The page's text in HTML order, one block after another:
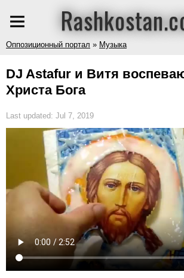
Оппозиционный портал » Музыка
DJ Astafur и Витя
Христа Бога
Last updated: Jul 7, 2019